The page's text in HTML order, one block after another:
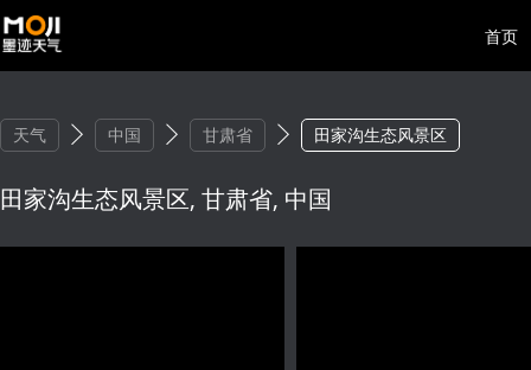
首页
天气 中国 甘肃省 田家沟生态风景区
田家沟生态风景区, 甘肃省, 中国